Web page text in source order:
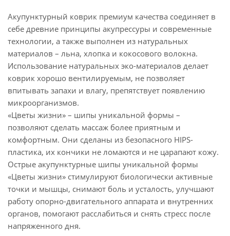
Акупунктурный коврик премиум качества соединяет в
себе древние принципы акупрессуры и современные
технологии, а также выполнен из натуральных
материалов – льна, хлопка и кокосового волокна.
Использование натуральных эко-материалов делает
коврик хорошо вентилируемым, не позволяет
впитывать запахи и влагу, препятствует появлению
микроорганизмов.
«Цветы жизни» – шипы уникальной формы –
позволяют сделать массаж более приятным и
комфортным. Они сделаны из безопасного HIPS-
пластика, их кончики не ломаются и не царапают кожу.
Острые акупунктурные шипы уникальной формы
«Цветы жизни» стимулируют биологически активные
точки и мышцы, снимают боль и усталость, улучшают
работу опорно-двигательного аппарата и внутренних
органов, помогают расслабиться и снять стресс после
напряженного дня.